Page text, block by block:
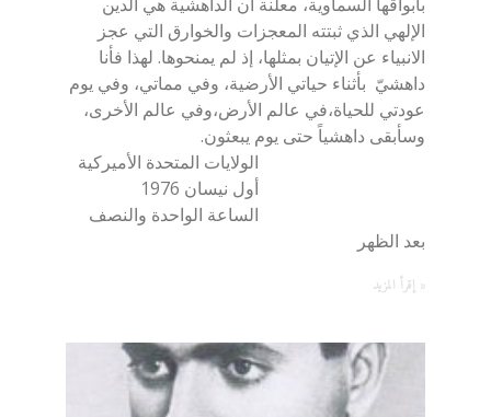
الإلهي الذي ثبتته المعجزات والخوارق التي عجز
الانبياء عن الإتيان بمثلها، إذ لم يمنحوها. لهذا فأنا
داهشيّ بأثناء حياتي الأرضية، وفي مماتي، وفي يوم
عودتي للحياة،في عالم الأرض،وفي عالم الأخرى،
وسأبقى داهشياً حتى يوم يبعثون.
الولايات المتحدة الأميركية
أول نيسان 1976
الساعة الواحدة والنصف
بعد الظهر
إقرأ المزيد »